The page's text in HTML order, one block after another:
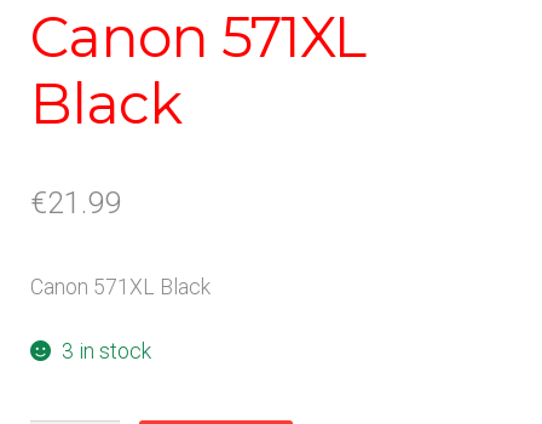
Canon 571XL
Black
€21.99
Canon 571XL Black
3 in stock